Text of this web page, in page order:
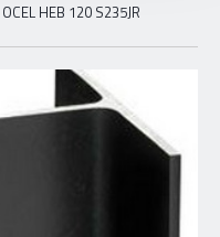
OCEL HEB 120 S235JR